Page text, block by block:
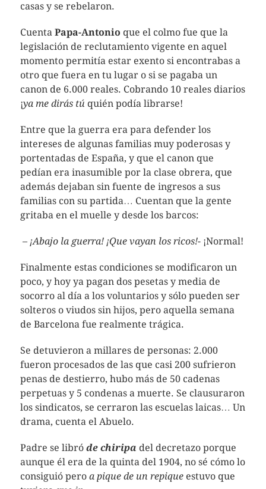
casas y se rebelaron.
Cuenta Papa-Antonio que el colmo fue que la
legislación de reclutamiento vigente en aquel
momento permitía estar exento si encontrabas a
otro que fuera en tu lugar o si se pagaba un
canon de 6.000 reales. Cobrando 10 reales diarios
¡ya me dirás tú quién podía librarse!
Entre que la guerra era para defender los
intereses de algunas familias muy poderosas y
portentadas de España, y que el canon que
pedían era inasumible por la clase obrera, que
además dejaban sin fuente de ingresos a sus
familias con su partida… Cuentan que la gente
gritaba en el muelle y desde los barcos:
– ¡Abajo la guerra! ¡Que vayan los ricos!-¡Normal!
Finalmente estas condiciones se modificaron un
poco, y hoy ya pagan dos pesetas y media de
socorro al día a los voluntarios y sólo pueden ser
solteros o viudos sin hijos, pero aquella semana
de Barcelona fue realmente trágica.
Se detuvieron a millares de personas: 2.000
fueron procesados de las que casi 200 sufrieron
penas de destierro, hubo más de 50 cadenas
perpetuas y 5 condenas a muerte. Se clausuraron
los sindicatos, se cerraron las escuelas laicas… Un
drama, cuenta el Abuelo.
Padre se libró de chiripa del decretazo porque
aunque él era de la quinta del 1904, no sé cómo lo
consiguió pero a pique de un repiqueestuvo que